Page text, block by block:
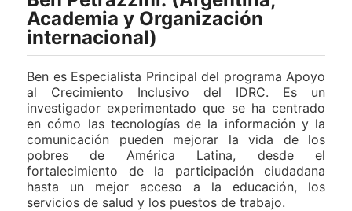
Academia y Organización
internacional)
Ben es Especialista Principal del programa Apoyo
al Crecimiento Inclusivo del IDRC. Es un
investigador experimentado que se ha centrado
en cómo las tecnologías de la información y la
comunicación pueden mejorar la vida de los
pobres de América Latina, desde el
fortalecimiento de la participación ciudadana
hasta un mejor acceso a la educación, los
servicios de salud y los puestos de trabajo.